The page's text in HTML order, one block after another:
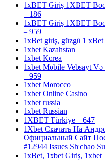
1xBET Giriş 1XBET
– 186
1xBET Giriş 1XBET
– 959
1xBet giriş, güzgü 1 xBet
1xbet Kazahstan
1xbet Korea
1xbet Mobile Vebsayt
– 959
1xbet Morocco
1xbet Online Casino
1xbet russia
1xbet Russian
1XBET Türkiye – 647
1Xbet Скачать На
Официальный Сайт
#12944 Issues Shichao
1xBet, 1xbet Giriş,